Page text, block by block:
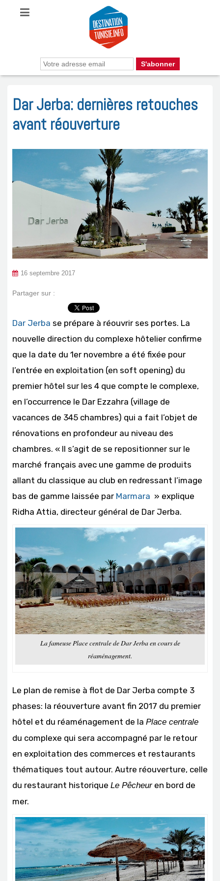
Dar Jerba: dernières retouches
avant réouverture
16 septembre 2017
Partager sur :
Dar Jerba se prépare à réouvrir ses portes. La
nouvelle direction du complexe hôtelier confirme
que la date du 1er novembre a été fixée pour
l’entrée en exploitation (en soft opening) du
premier hôtel sur les 4 que compte le complexe,
en l’occurrence le Dar Ezzahra (village de
vacances de 345 chambres) qui a fait l’objet de
rénovations en profondeur au niveau des
chambres. « Il s’agit de se repositionner sur le
marché français avec une gamme de produits
allant du classique au club en redressant l’image
bas de gamme laissée par Marmara » explique
Ridha Attia, directeur général de Dar Jerba.
La fameuse Place centrale de Dar Jerba en cours de
réaménagement.
Le plan de remise à flot de Dar Jerba compte 3
phases: la réouverture avant fin 2017 du premier
hôtel et du réaménagement de la Place centrale
du complexe qui sera accompagné par le retour
en exploitation des commerces et restaurants
thématiques tout autour. Autre réouverture, celle
du restaurant historique Le Pêcheuren bord de
mer.